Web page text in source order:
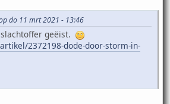
do 11 mrt 2021 - 13:46
geëist.
2372198-dode-door-storm-in-